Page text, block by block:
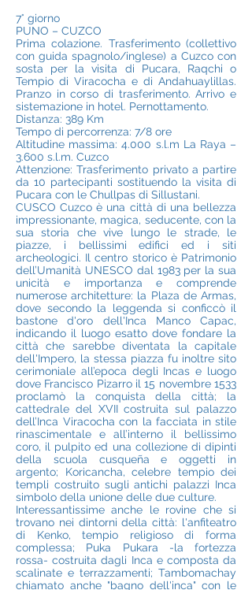
7° giorno
PUNO – CUZCO
Prima colazione. Trasferimento (collettivo
con guida spagnolo/inglese) a Cuzco con
sosta per la visita di Pucara, Raqchi o
Tempio di Viracocha e di Andahuaylillas.
Pranzo in corso di trasferimento. Arrivo e
sistemazione in hotel. Pernottamento.
Distanza: 389 Km
Tempo di percorrenza: 7/8 ore
Altitudine massima: 4.000 s.l.m La Raya –
3.600 s.l.m. Cuzco
Attenzione: Trasferimento privato a partire
da 10 partecipanti sostituendo la visita di
Pucara con le Chullpas di Sillustani.
CUSCO Cuzco è una città di una bellezza
impressionante, magica, seducente, con la
sua storia che vive lungo le strade, le
piazze, i bellissimi edifici ed i siti
archeologici. Il centro storico è Patrimonio
dell’Umanità UNESCO dal 1983 per la sua
unicità e importanza e comprende
numerose architetture: la Plaza de Armas,
dove secondo la leggenda si conficcò il
bastone d'oro dell'Inca Manco Capac,
indicando il luogo esatto dove fondare la
città che sarebbe diventata la capitale
dell'Impero, la stessa piazza fu inoltre sito
cerimoniale all’epoca degli Incas e luogo
dove Francisco Pizarro il 15 novembre 1533
proclamò la conquista della città; la
cattedrale del XVII costruita sul palazzo
dell’Inca Viracocha con la facciata in stile
rinascimentale e all’interno il bellissimo
coro, il pulpito ed una collezione di dipinti
della scuola cusqueña e oggetti in
argento; Koricancha, celebre tempio dei
templi costruito sugli antichi palazzi Inca
simbolo della unione delle due culture.
Interessantissime anche le rovine che si
trovano nei dintorni della città: l'anfiteatro
di Kenko, tempio religioso di forma
complessa; Puka Pukara -la fortezza
rossa- costruita dagli Inca e composta da
scalinate e terrazzamenti; Tambomachay
chiamato anche "bagno dell'inca" con le